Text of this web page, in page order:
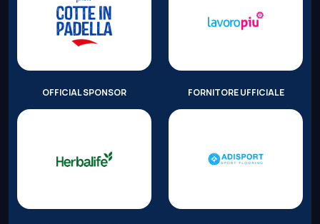
OFFICIAL SPONSOR FORNITORE UFFICIALE